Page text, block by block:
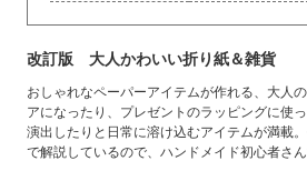
改訂版 大人かわいい折り紙＆雑貨
おしゃれなペーパーアイテムが作れる、大人
アになったり、プレゼントのラッピングに使
演出したりと日常に溶け込むアイテムが満載
で解説しているので、ハンドメイド初心者さん